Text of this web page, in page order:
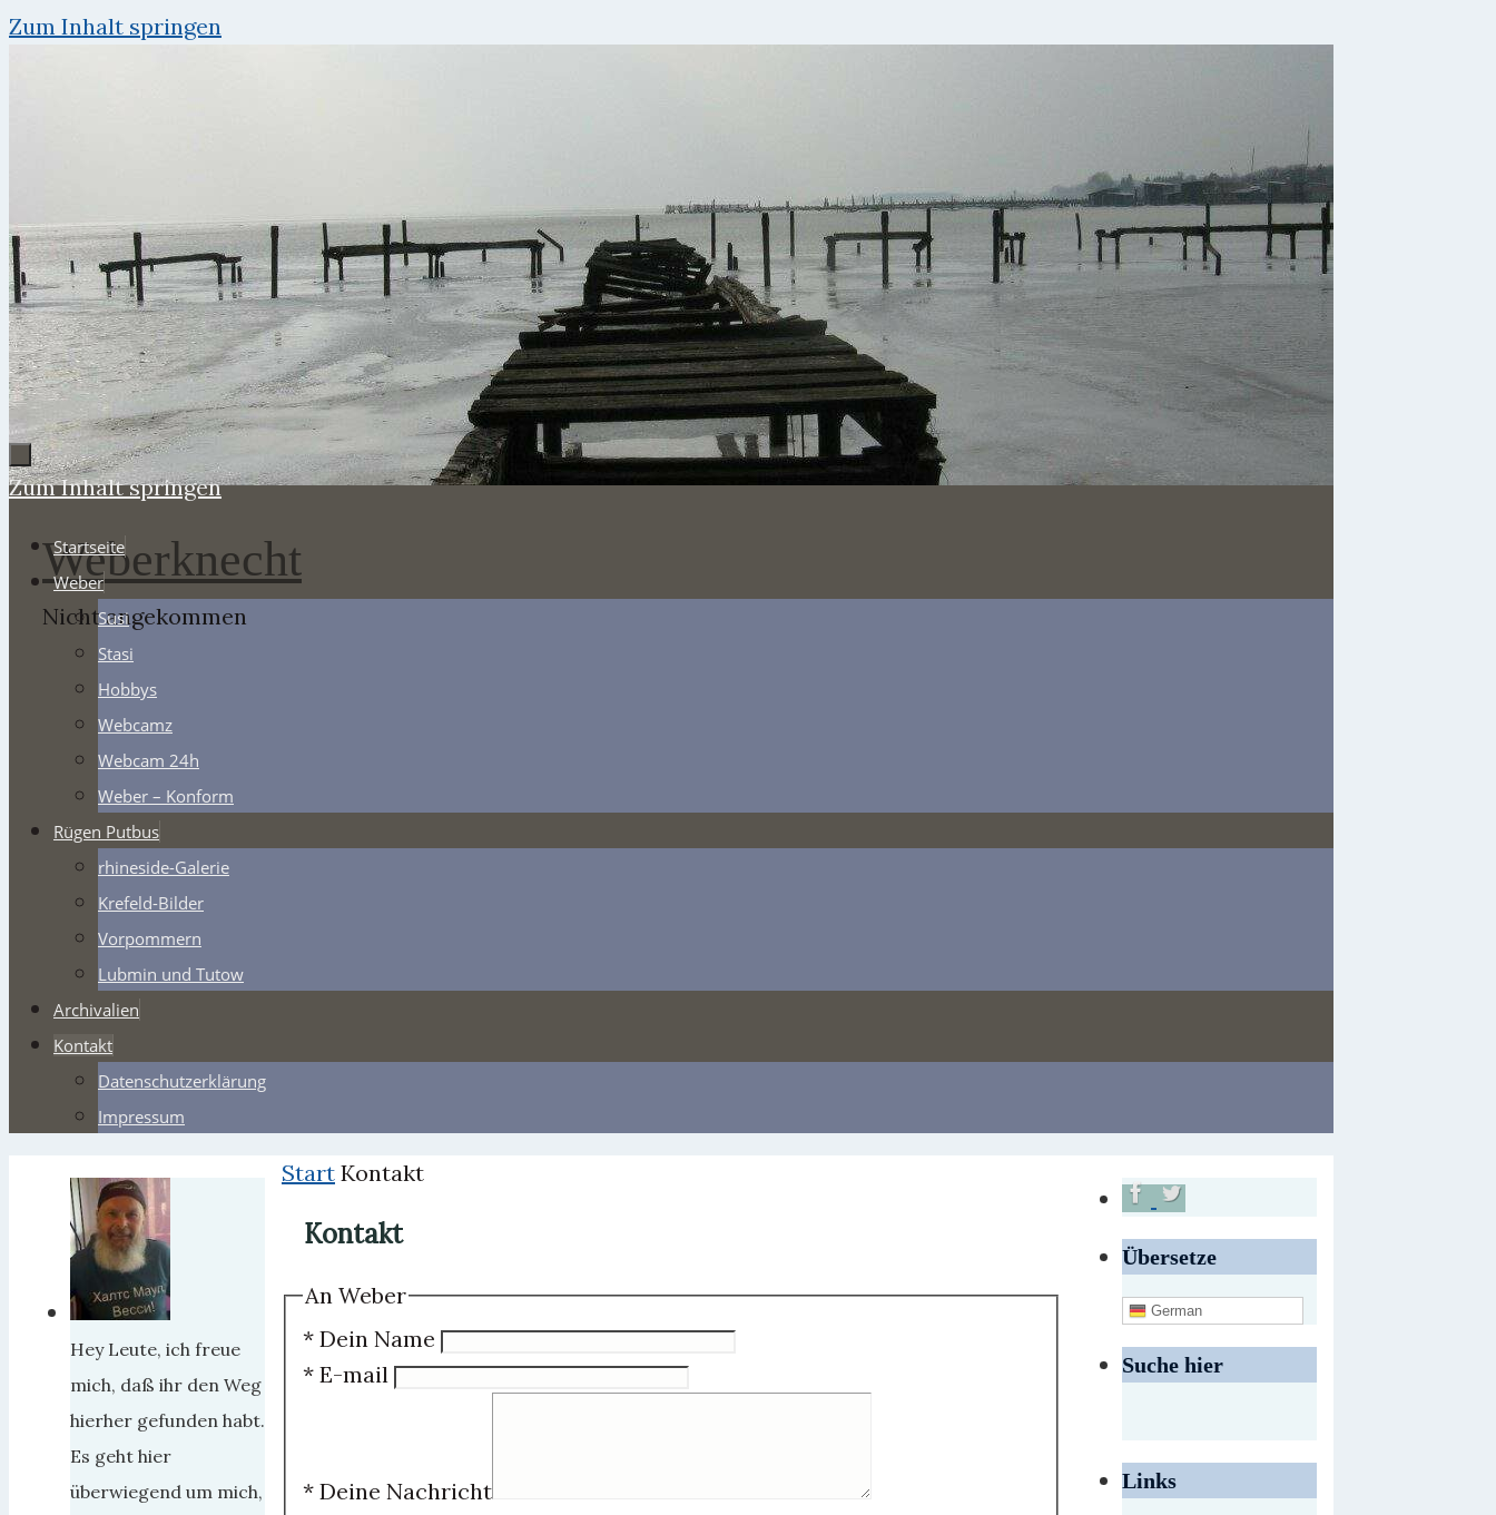
Zum Inhalt springen
Weberknecht
Nicht angekommen
Zum Inhalt springen
Startseite
Weber
Susi
Stasi
Hobbys
Webcamz
Webcam 24h
Weber – Konform
Rügen Putbus
rhineside-Galerie
Krefeld-Bilder
Vorpommern
Lubmin und Tutow
Archivalien
Kontakt
Datenschutzerklärung
Impressum
Start Kontakt
Kontakt
An Weber
* Dein Name
* E-mail
* Deine Nachricht
Hey Leute, ich freue
mich, daß ihr den Weg
hierher gefunden habt.
Es geht hier
überwiegend um mich,
Übersetze
German
Suche hier
Links